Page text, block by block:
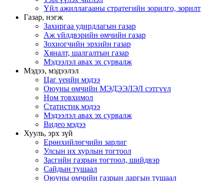
Үйл ажиллагааны стратегийн зорилго, зорилт
Газар, нэгж
Захиргаа удирдлагын газар
Аж үйлдвэрийн өмчийн газар
Зохиогчийн эрхийн газар
Хяналт, шалгалтын газар
Мэдээлэл авах эх сурвалж
Мэдээ, мэдээлэл
Цаг үеийн мэдээ
Оюуны өмчийн МЭДЭЭЛЭЛ сэтгүүл
Ном товхимол
Статистик мэдээ
Мэдээлэл авах эх сурвалж
Видео мэдээ
Хууль, эрх зүй
Ерөнхийлөгчийн зарлиг
Улсын их хурлын тогтоол
Засгийн газрын тогтоол, шийдвэр
Сайдын тушаал
Оюуны өмчийн газрын даргын тушаал